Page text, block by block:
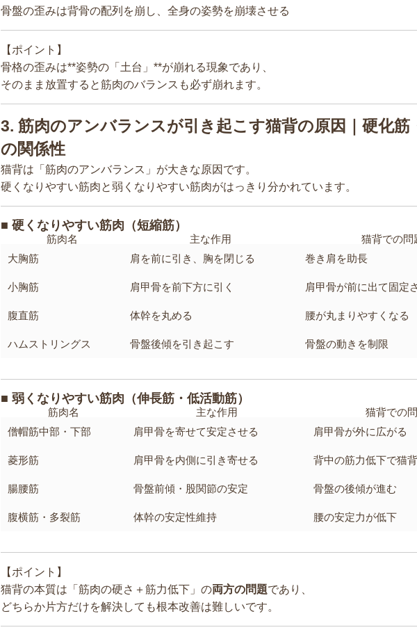
骨盤の歪みは背骨の配列を崩し、全身の姿勢を崩壊させる
【ポイント】
骨格の歪みは**姿勢の「土台」**が崩れる現象であり、
そのまま放置すると筋肉のバランスも必ず崩れます。
3. 筋肉のアンバランスが引き起こす猫背の原因｜硬化筋
の関係性
猫背は「筋肉のアンバランス」が大きな原因です。
硬くなりやすい筋肉と弱くなりやすい筋肉がはっきり分かれています。
■ 硬くなりやすい筋肉（短縮筋）
筋肉名 主な作用
猫背での問
大胸筋
肩を前に引き、胸を閉じる 巻き肩を助長
小胸筋 肩甲骨を前下方に引く 肩甲骨が前に出て固定
腹直筋 体幹を丸める 腰が丸まりやすくなる
ハムストリングス 骨盤後傾を引き起こす 骨盤の動きを制限
■ 弱くなりやすい筋肉（伸長筋・低活動筋）
筋肉名 主な作用
猫背での
僧帽筋中部・下部
肩甲骨を寄せて安定させる 肩甲骨が外に広がる
菱形筋 肩甲骨を内側に引き寄せる 背中の筋力低下で猫
腸腰筋 骨盤前傾・股関節の安定 骨盤の後傾が進む
腹横筋・多裂筋 体幹の安定性維持 腰の安定力が低下
【ポイント】
猫背の本質は「筋肉の硬さ＋筋力低下」の両方の問題であり、
どちらか片方だけを解決しても根本改善は難しいです。